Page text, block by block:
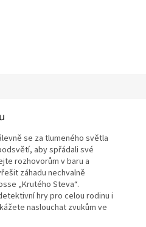
se za tlumeného světla
aby spřádali své
rozhovorům v baru a
záhadu nechvalně
„Krutého Steva“.
hry pro celou rodinu i
naslouchat zvukům ve